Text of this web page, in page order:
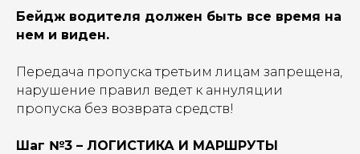
Бейдж водителя должен быть все время на
нем и виден.
Передача пропуска третьим лицам запрещена,
нарушение правил ведет к аннуляции
пропуска без возврата средств!
Шаг №3 – ЛОГИСТИКА И МАРШРУТЫ